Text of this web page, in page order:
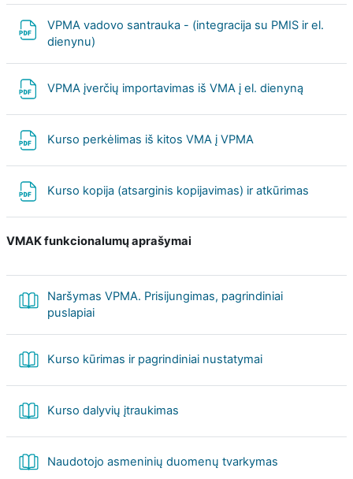
VPMA vadovo santrauka - (integracija su PMIS ir el.
dienynu)
VPMA įverčių importavimas iš VMA į el. dienyną
Kurso perkėlimas iš kitos VMA į VPMA
Kurso kopija (atsarginis kopijavimas) ir atkūrimas
VMAK funkcionalumų aprašymai
Naršymas VPMA. Prisijungimas, pagrindiniai
puslapiaiBook
Kurso kūrimas ir pagrindiniai nustatymaiBook
Kurso dalyvių įtraukimas
Naudotojo asmeninių duomenų tvarkymas